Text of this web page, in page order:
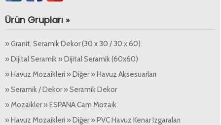
Ürün Grupları »
» Granit, Seramik Dekor (30 x 30 / 30 x 60)
» Dijital Seramik » Dijital Seramik (60x60)
» Havuz Mozaikleri » Diğer » Havuz Aksesuarları
» Seramik / Dekor » Seramik Dekor
» Mozaikler » ESPANA Cam Mozaik
» Havuz Mozaikleri » Diğer » PVC Havuz Kenar Izgaraları